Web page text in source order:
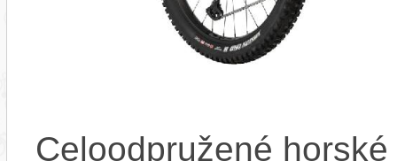
Celoodpružené